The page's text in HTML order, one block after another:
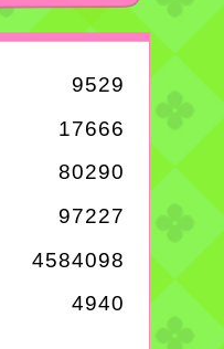
9529
17666
80290
97227
4584098
4940